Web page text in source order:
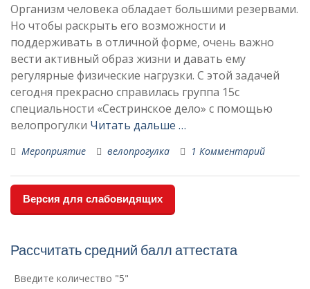
Организм человека обладает большими резервами.
Но чтобы раскрыть его возможности и
поддерживать в отличной форме, очень важно
вести активный образ жизни и давать ему
регулярные физические нагрузки. С этой задачей
сегодня прекрасно справилась группа 15с
специальности «Сестринское дело» с помощью
велопрогулки Читать дальше …
Мероприятие велопрогулка 1 Комментарий
Версия для слабовидящих
Рассчитать средний балл аттестата
Введите количество "5"